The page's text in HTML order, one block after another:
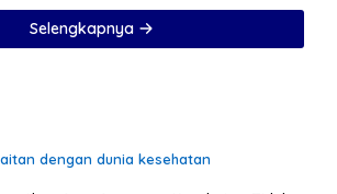
Selengkapnya
dengan dunia kesehatan